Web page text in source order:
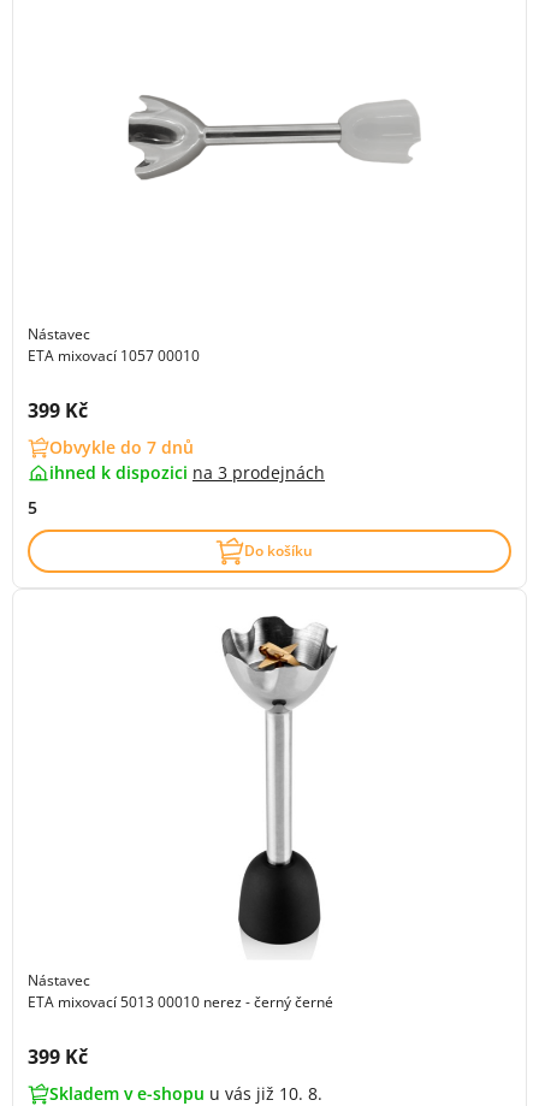
Nástavec
ETA mixovací 1057 00010
Cena s DPH:
399 Kč
Obvykle do 7 dnů
ihned k dispozici na 3 prodejnách
5
Do košíku
Nástavec
ETA mixovací 5013 00010 nerez - černý černé
Cena s DPH:
399 Kč
Skladem v e-shopu u vás již 10. 8.